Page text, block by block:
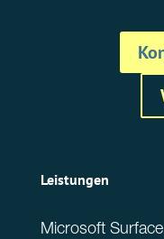
Leistungen
Microsoft